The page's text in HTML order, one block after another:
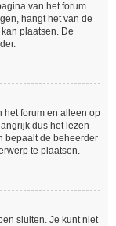
van het forum
hangt het van de
plaatsen. De
het forum en alleen op
dus het lezen
bepaalt de beheerder
te plaatsen.
sluiten. Je kunt niet